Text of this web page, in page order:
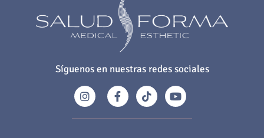
Síguenos en nuestras redes sociales